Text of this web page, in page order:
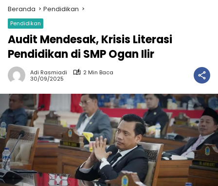
Beranda Pendidikan
Pendidikan
Audit Mendesak, Krisis Literasi
Pendidikan di SMP Ogan Ilir
Adi Rasmiadi
2 Min Baca
30/09/2025